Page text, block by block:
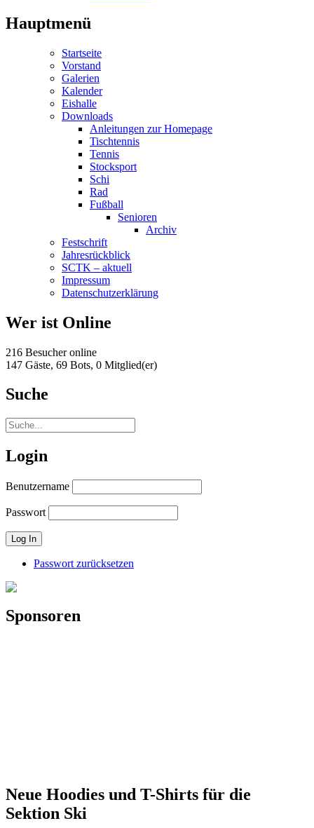
Hauptmenü
Startseite
Vorstand
Galerien
Kalender
Eishalle
Downloads
Anleitungen zur Homepage
Tischtennis
Tennis
Stocksport
Schi
Rad
Fußball
Senioren
Archiv
Festschrift
Jahresrückblick
SCTK – aktuell
Impressum
Datenschutzerklärung
Wer ist Online
216 Besucher online
147 Gäste, 69 Bots, 0 Mitglied(er)
Suche
Login
Benutzername
Passwort
Passwort zurücksetzen
Sponsoren
Neue Hoodies und T-Shirts für die
Sektion Ski